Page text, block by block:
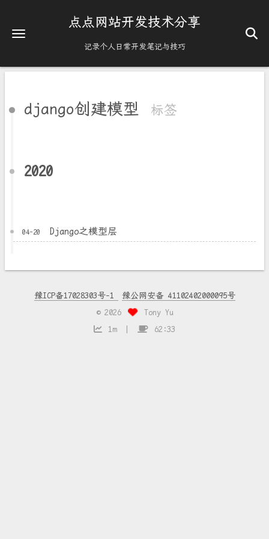
点点网站开发技术分享
记录个人日常开发笔记与技巧
django创建模型 标签
2020
04-20 Django之模型层
豫ICP备17028303号-1
豫公网安备 41102402000095号
© 2026
Tony Yu
1m
62:33